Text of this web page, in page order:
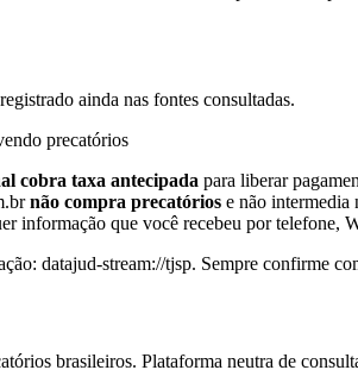
ainda nas fontes consultadas.
precatórios
cobra taxa antecipada para liberar
não compra precatórios e não intermedia
informação que você recebeu por telefone,
datajud-stream://tjsp. Sempre confirme
brasileiros. Plataforma neutra de